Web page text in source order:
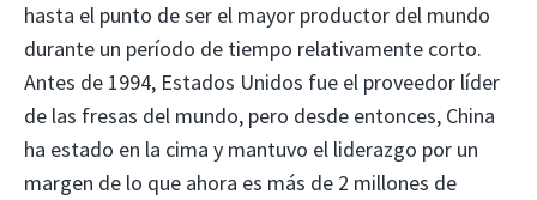
hasta el punto de ser el mayor productor del mundo
durante un período de tiempo relativamente corto.
Antes de 1994, Estados Unidos fue el proveedor líder
de las fresas del mundo, pero desde entonces, China
ha estado en la cima y mantuvo el liderazgo por un
margen de lo que ahora es más de 2 millones de